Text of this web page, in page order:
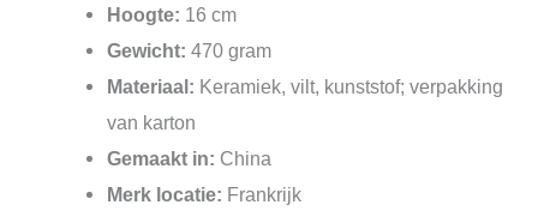
Hoogte: 16 cm
Gewicht: 470 gram
Materiaal: Keramiek, vilt, kunststof; verpakking
van karton
Gemaakt in: China
Merk locatie: Frankrijk